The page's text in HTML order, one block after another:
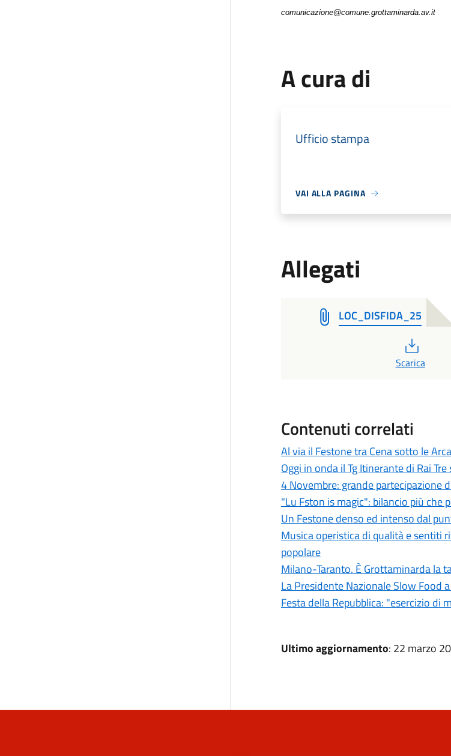
comunicazione@comune.grottaminarda.av.it
A cura di
Ufficio stampa
VAI ALLA PAGINA
Allegati
LOC_DISFIDA_25
Scarica
Contenuti correlati
Al via il Festone tra Cena sotto le
Oggi in onda il Tg Itinerante di Rai
4 Novembre: grande
"Lu Fston is magic": bilancio più che
Un Festone denso ed intenso dal
Musica operistica di qualità e sentiti
popolare
Milano-Taranto. È Grottaminarda la
La Presidente Nazionale Slow Food
Festa della Repubblica: "esercizio di
Ultimo aggiornamento: 22 marzo